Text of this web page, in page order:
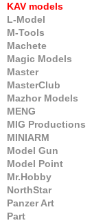
KAV models
L-Model
M-Tools
Machete
Magic Models
Master
MasterClub
Mazhor Models
MENG
MIG Productions
MINIARM
Model Gun
Model Point
Mr.Hobby
NorthStar
Panzer Art
Part